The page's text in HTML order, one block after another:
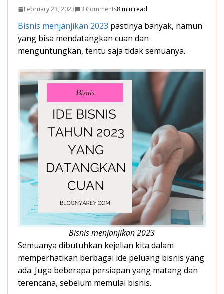
February 23, 2023 3 Comments8 min read
Bisnis menjanjikan 2023 pastinya banyak, namun
yang bisa mendatangkan cuan dan
menguntungkan, tentu saja tidak semuanya.
Bisnis menjanjikan 2023
Semuanya dibutuhkan kejelian kita dalam
memperhatikan berbagai ide peluang bisnis yang
ada. Juga beberapa persiapan yang matang dan
terencana, sebelum memulai bisnis.